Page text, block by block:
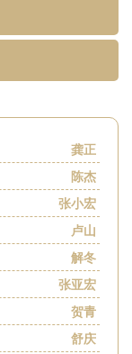
龚正
陈杰
张小宏
卢山
解冬
张亚宏
贺青
舒庆